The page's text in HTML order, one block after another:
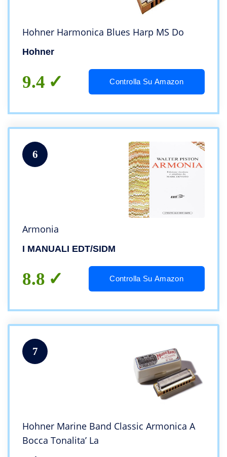
Hohner Harmonica Blues Harp MS Do
Hohner
9.4 Controlla Su Amazon
6
Armonia
I MANUALI EDT/SIDM
8.8 Controlla Su Amazon
7
Hohner Marine Band Classic Armonica A
Bocca Tonalita’ La